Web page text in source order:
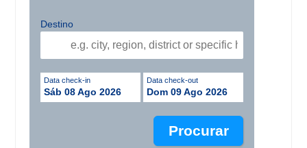
Destino
Data check-in
Sáb 08 Ago 2026
Data check-out
Dom 09 Ago 2026